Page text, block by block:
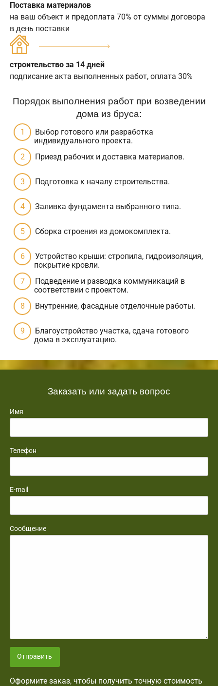
Поставка материалов
на ваш объект и предоплата 70% от суммы договора
в день поставки
строительство за 14 дней
подписание акта выполненных работ, оплата 30%
Порядок выполнения работ при возведении
дома из бруса:
Выбор готового или разработка
индивидуального проекта.
Приезд рабочих и доставка материалов.
Подготовка к началу строительства.
Заливка фундамента выбранного типа.
Сборка строения из домокомплекта.
Устройство крыши: стропила, гидроизоляция,
покрытие кровли.
Подведение и разводка коммуникаций в
соответствии с проектом.
Внутренние, фасадные отделочные работы.
Благоустройство участка, сдача готового
дома в эксплуатацию.
Заказать или задать вопрос
Имя
Телефон
E-mail
Сообщение
Отправить
Оформите заказ, чтобы получить точную стоимость